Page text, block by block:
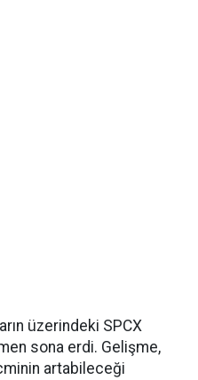
üzerindeki SPCX
sona erdi. Gelişme,
artabileceği